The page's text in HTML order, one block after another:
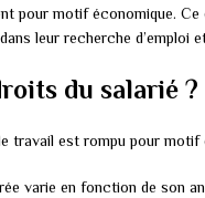
pour motif économique. Ce
leur recherche d’emploi
du salarié ?
travail est rompu pour motif
varie en fonction de son